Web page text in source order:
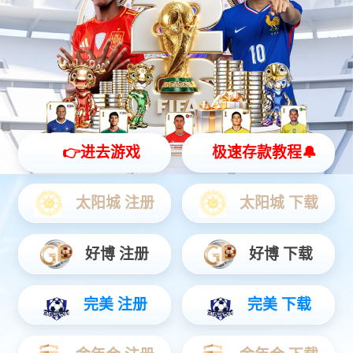
灵动 | 亲和 | 智能
查看更多